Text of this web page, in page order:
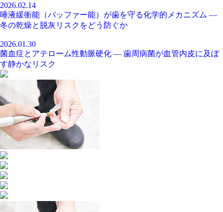
2026.02.14
唾液緩衝能（バッファー能）が歯を守る化学的メカニズム ―
冬の乾燥と脱灰リスクをどう防ぐか
2026.01.30
菌血症とアテローム性動脈硬化 ― 歯周病菌が血管内皮に及ぼ
す静かなリスク